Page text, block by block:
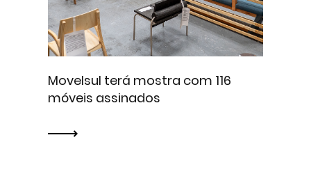
Movelsul terá mostra com 116
móveis assinados